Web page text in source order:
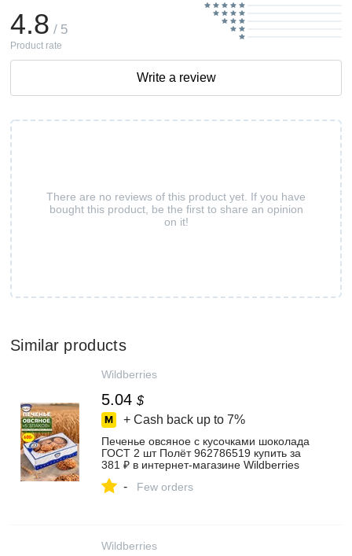
There are no reviews of this product yet. If you have
bought this product, be the first to share an opinion
on it!
4.8 / 5
Product rate
Write a review
Similar products
Wildberries
5.04 $
+ Cash back up to 7%
Печенье овсяное с кусочками шоколада
ГОСТ 2 шт Полёт 962786519 купить за
381 ₽ в интернет‑магазине Wildberries
- Few orders
Wildberries